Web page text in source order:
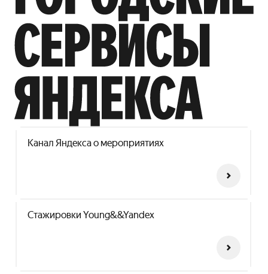
Канал Яндекса о мероприятиях
Стажировки Young&&Yandex